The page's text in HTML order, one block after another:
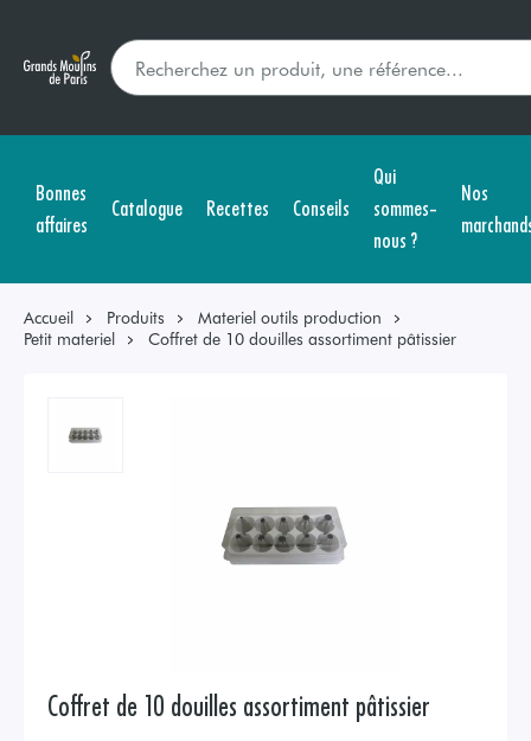
Bonnes
affaires
Catalogue Recettes Conseils
Qui
sommes-
nous ?
Nos
Accueil Produits
Materiel outils production
Petit materiel
Coffret de 10 douilles assortiment pâtissier
Coffret de 10 douilles assortiment pâtissier